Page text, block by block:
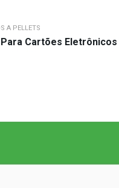
A PELLETS
Cartões Eletrônicos Número